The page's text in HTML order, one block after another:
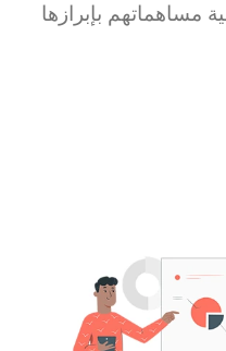
مساهماتهم بإبرازها